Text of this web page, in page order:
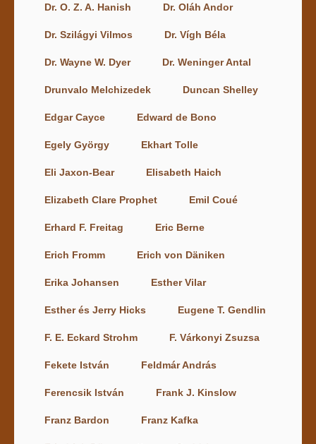
Dr. O. Z. A. Hanish Dr. Oláh Andor
Dr. Szilágyi Vilmos Dr. Vígh Béla
Dr. Wayne W. Dyer Dr. Weninger Antal
Drunvalo Melchizedek Duncan Shelley
Edgar Cayce Edward de Bono
Egely György Ekhart Tolle
Eli Jaxon-Bear Elisabeth Haich
Elizabeth Clare Prophet Emil Coué
Erhard F. Freitag Eric Berne
Erich Fromm Erich von Däniken
Erika Johansen Esther Vilar
Esther és Jerry Hicks Eugene T. Gendlin
F. E. Eckard Strohm F. Várkonyi Zsuzsa
Fekete István Feldmár András
Ferencsik István Frank J. Kinslow
Franz Bardon Franz Kafka